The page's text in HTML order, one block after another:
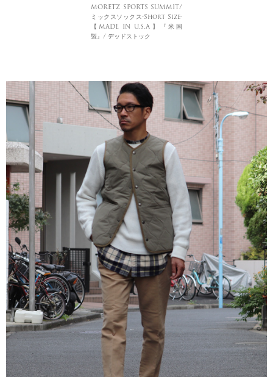
MORETZ SPORTS SUMMIT/
ミックスソックス-Short Size-
【MADE IN U.S.A】『米国
製』/ デッドストック